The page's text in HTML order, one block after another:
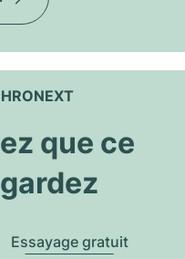
que ce
Essayage gratuit